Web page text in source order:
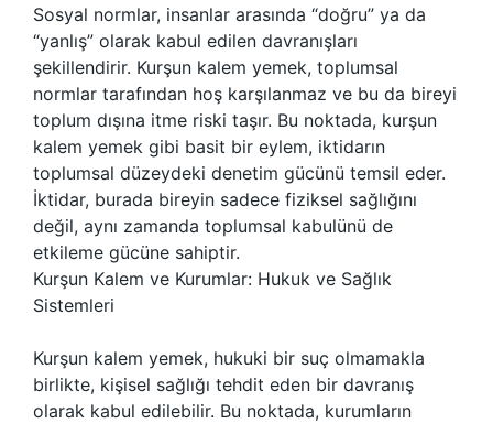
Sosyal normlar, insanlar arasında “doğru” ya da
“yanlış” olarak kabul edilen davranışları
şekillendirir. Kurşun kalem yemek, toplumsal
normlar tarafından hoş karşılanmaz ve bu da bireyi
toplum dışına itme riski taşır. Bu noktada, kurşun
kalem yemek gibi basit bir eylem, iktidarın
toplumsal düzeydeki denetim gücünü temsil eder.
İktidar, burada bireyin sadece fiziksel sağlığını
değil, aynı zamanda toplumsal kabulünü de
etkileme gücüne sahiptir.
Kurşun Kalem ve Kurumlar: Hukuk ve Sağlık
Sistemleri
Kurşun kalem yemek, hukuki bir suç olmamakla
birlikte, kişisel sağlığı tehdit eden bir davranış
olarak kabul edilebilir. Bu noktada, kurumların